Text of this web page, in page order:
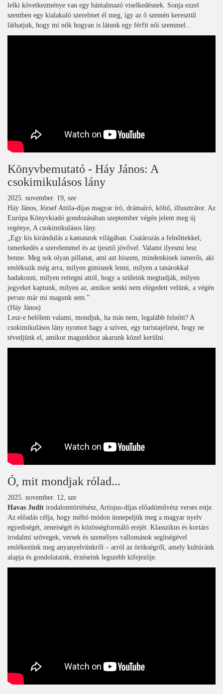
lelki következménye van egy bántalmazó viselkedésnek. Sonja ezzel
szemben egy kialakuló szerelmet él meg, így az ő szemén keresztül
láthatjuk, hogy mi nők hogyan is látunk egy férfit női szemmel...
Könyvbemutató - Háy János: A
csokimikulásos lány
2025. november. 19, sze
Háy János, József Attila-díjas magyar író, drámaíró, költő, illusztrátor. Az
Európa Könyvkiadó gondozásában szeptember végén jelent meg új
regénye, A csokimikulásos lány.
„Egy kis kirándulás a kamaszok világában. Csatározás a felnőttekkel,
ismerkedés a szerelemmel és az ijesztő jövővel. Valami ilyesmi lesz
benne. Meg sok olyan pillanat, ami azt hiszem, mindenkinek ismerős, aki
emlékszik még arra, milyen gimisnek lenni, milyen a tanárokkal
hadakozni, milyen rettegni attól, hogy a szüleink megtudják, milyen
jegyeket kaptunk, milyen az, amikor senki nem elégedett velünk, a végén
persze már mi magunk sem.”
(Háy János)
Lesz-e belőlem valami, mondjuk, ha más nem, legalább felnőtt? A
csokimikulásos lány nyomot hagy a szíven, egy turistajelzést, hogy ne
tévedjünk el, amikor magunkhoz akarunk közel kerülni.
Ó, mit mondjak rólad...
2025. november. 12, sze
Havas Judit irodalomtörténész, Artisjus-díjas előadóművész verses estje.
Az előadás célja, hogy méltó módon ünnepeljük meg a magyar nyelv
egyediségét, zeneiségét és közösségformáló erejét. Klasszikus és kortárs
irodalmi szövegek, versek és személyes vallomások segítségével
emlékezünk meg anyanyelvünkről – arról az örökségről, amely kultúránk
alapja és gondolataink, érzéseink legszebb kifejezője.